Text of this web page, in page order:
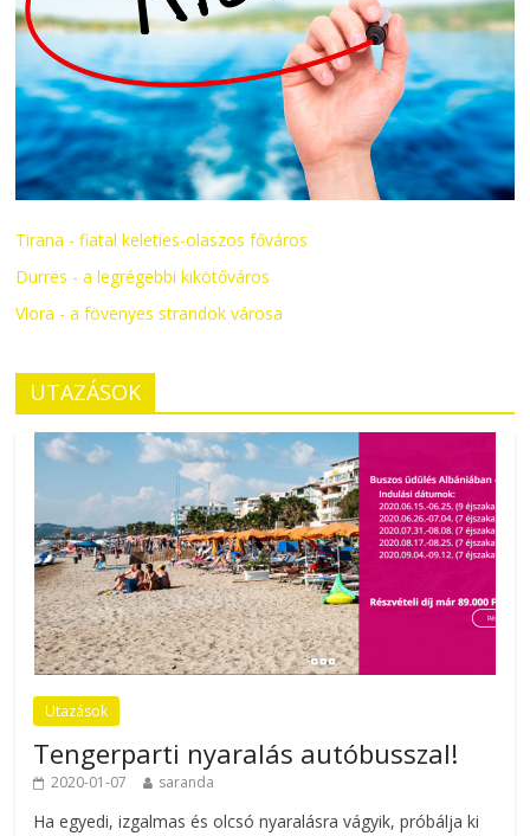
Tirana - fiatal keleties-olaszos főváros
Durrës - a legrégebbi kikötőváros
Vlora - a fövenyes strandok városa
UTAZÁSOK
Utazások
Tengerparti nyaralás autóbusszal!
2020-01-07 saranda
Ha egyedi, izgalmas és olcsó nyaralásra vágyik, próbálja ki